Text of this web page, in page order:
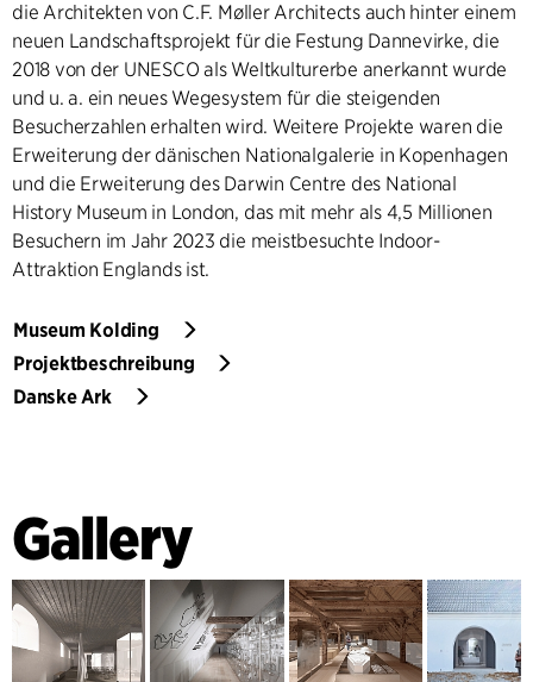
die Architekten von C.F. Møller Architects auch hinter einem
neuen Landschaftsprojekt für die Festung Dannevirke, die
2018 von der UNESCO als Weltkulturerbe anerkannt wurde
und u. a. ein neues Wegesystem für die steigenden
Besucherzahlen erhalten wird. Weitere Projekte waren die
Erweiterung der dänischen Nationalgalerie in Kopenhagen
und die Erweiterung des Darwin Centre des National
History Museum in London, das mit mehr als 4,5 Millionen
Besuchern im Jahr 2023 die meistbesuchte Indoor-
Attraktion Englands ist.
Museum Kolding
Projektbeschreibung
Danske Ark
Gallery